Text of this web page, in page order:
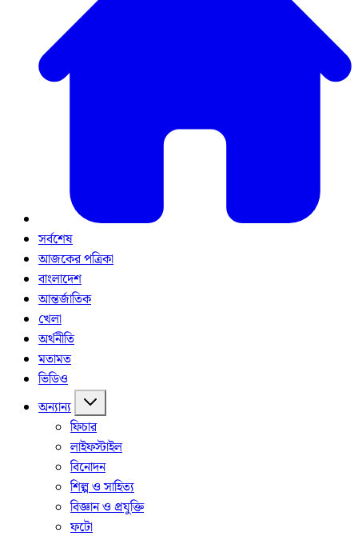
সর্বশেষ
আজকের পত্রিকা
বাংলাদেশ
আন্তর্জাতিক
খেলা
অর্থনীতি
মতামত
ভিডিও
অন্যান্য
ফিচার
লাইফস্টাইল
বিনোদন
শিল্প ও সাহিত্য
বিজ্ঞান ও প্রযুক্তি
ফটো